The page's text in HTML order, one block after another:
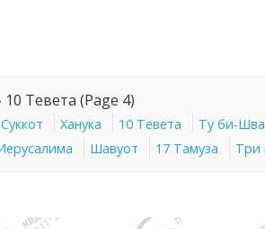
10 Тевета (Page 4)
Суккот Ханука 10 Тевета Ту би-
Шавуот 17 Тамуза Три